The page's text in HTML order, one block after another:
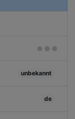
unbekannt
de